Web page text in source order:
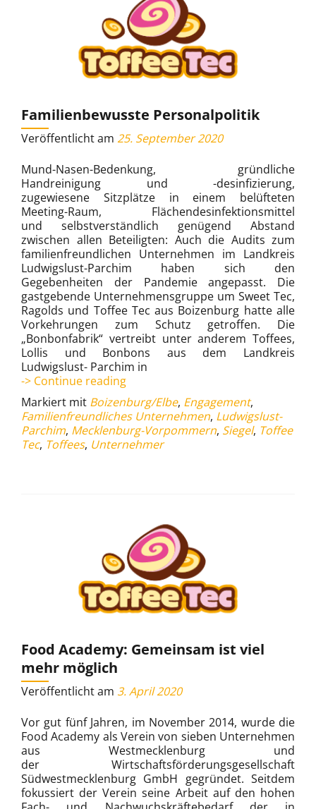
Familienbewusste Personalpolitik
Veröffentlicht am 25. September 2020
Mund-Nasen-Bedenkung, gründliche
Handreinigung und -desinfizierung,
zugewiesene Sitzplätze in einem belüfteten
Meeting-Raum, Flächendesinfektionsmittel
und selbstverständlich genügend Abstand
zwischen allen Beteiligten: Auch die Audits zum
familienfreundlichen Unternehmen im Landkreis
Ludwigslust-Parchim haben sich den
Gegebenheiten der Pandemie angepasst. Die
gastgebende Unternehmensgruppe um Sweet Tec,
Ragolds und Toffee Tec aus Boizenburg hatte alle
Vorkehrungen zum Schutz getroffen. Die
„Bonbonfabrik“ vertreibt unter anderem Toffees,
Lollis und Bonbons aus dem Landkreis
Ludwigslust- Parchim in
-> Continue readingFamilienbewusste
Personalpolitik
Markiert mit Boizenburg/Elbe, Engagement,
Familienfreundliches Unternehmen, Ludwigslust-
Parchim, Mecklenburg-Vorpommern, Siegel, Toffee
Tec, Toffees, Unternehmer
Food Academy: Gemeinsam ist viel
mehr möglich
Veröffentlicht am 3. April 2020
Vor gut fünf Jahren, im November 2014, wurde die
Food Academy als Verein von sieben Unternehmen
aus Westmecklenburg und
der Wirtschaftsförderungsgesellschaft
Südwestmecklenburg GmbH gegründet. Seitdem
fokussiert der Verein seine Arbeit auf den hohen